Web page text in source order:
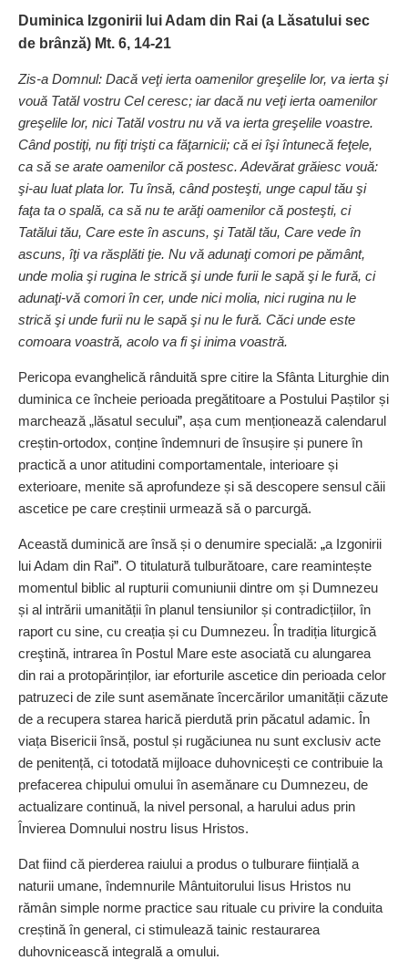
Duminica Izgonirii lui Adam din Rai (a Lăsatului sec
de brânză) Mt. 6, 14-21
Zis-a Domnul: Dacă veţi ierta oamenilor greşelile lor, va ierta şi
vouă Tatăl vostru Cel ceresc; iar dacă nu veţi ierta oamenilor
greşelile lor, nici Tatăl vostru nu vă va ierta greşelile voastre.
Când postiţi, nu fiţi trişti ca făţarnicii; că ei îşi întunecă feţele,
ca să se arate oamenilor că postesc. Adevărat grăiesc vouă:
şi-au luat plata lor. Tu însă, când posteşti, unge capul tău şi
faţa ta o spală, ca să nu te arăţi oamenilor că posteşti, ci
Tatălui tău, Care este în ascuns, şi Tatăl tău, Care vede în
ascuns, îţi va răsplăti ţie. Nu vă adunaţi comori pe pământ,
unde molia şi rugina le strică şi unde furii le sapă şi le fură, ci
adunaţi-vă comori în cer, unde nici molia, nici rugina nu le
strică şi unde furii nu le sapă şi nu le fură. Căci unde este
comoara voastră, acolo va fi şi inima voastră.
Pericopa evanghelică rânduită spre citire la Sfânta Liturghie din
duminica ce încheie perioada pregătitoare a Postului Paștilor și
marchează „lăsatul secului”, așa cum men­ționează calendarul
creștin-ortodox, conține îndemnuri de însușire și punere în
practică a unor atitudini comportamentale, interioare și
exterioare, menite să aprofundeze și să descopere sensul căii
ascetice pe care creștinii urmează să o parcurgă.
Această duminică are însă și o denumire specială: „a Izgonirii
lui Adam din Rai”. O titulatură tulburătoare, care reamintește
momentul biblic al rupturii comuniunii dintre om și Dumnezeu
și al intrării umanității în planul tensiunilor și contradicțiilor, în
raport cu sine, cu creația și cu Dumnezeu. În tradiția liturgică
creştină, intrarea în Postul Mare este asociată cu alungarea
din rai a protopărinților, iar eforturile ascetice din perioada celor
patruzeci de zile sunt asemănate încercărilor umanității căzute
de a recupera starea harică pierdută prin păcatul adamic. În
viața Bisericii însă, postul și rugăciunea nu sunt exclusiv acte
de penitență, ci totodată mijloace duhovnicești ce contribuie la
prefacerea chipului omului în asemănare cu Dumnezeu, de
actualizare continuă, la nivel personal, a harului adus prin
Învierea Domnului nostru Iisus Hristos.
Dat fiind că pierderea raiului a produs o tulburare ființială a
naturii umane, îndemnurile Mântuitorului Iisus Hristos nu
rămân simple norme practice sau rituale cu privire la conduita
creștină în general, ci stimulează tainic restaurarea
duhovnicească integrală a omului.